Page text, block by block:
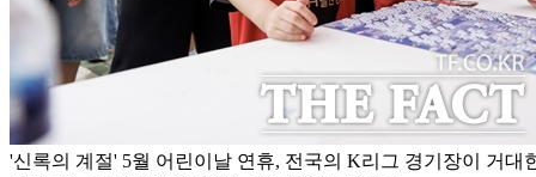
'신록의 계절' 5월 어린이날 연휴, 전국의 K리그 경기장이 거대